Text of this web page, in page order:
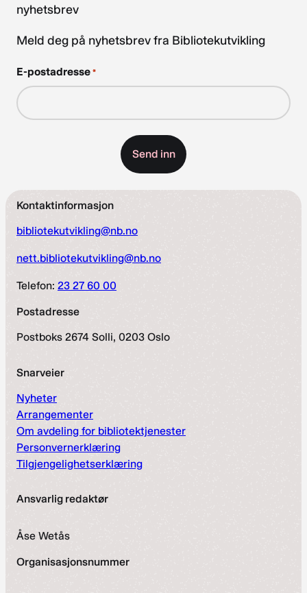
nyhetsbrev
Meld deg på nyhetsbrev fra Bibliotekutvikling
E-postadresse *
Kontaktinformasjon
bibliotekutvikling@nb.no
nett.bibliotekutvikling@nb.no
Telefon: 23 27 60 00
Postadresse
Postboks 2674 Solli, 0203 Oslo
Snarveier
Nyheter
Arrangementer
Om avdeling for bibliotektjenester
Personvernerklæring
Tilgjengelighetserklæring
Ansvarlig redaktør
Åse Wetås
Organisasjonsnummer